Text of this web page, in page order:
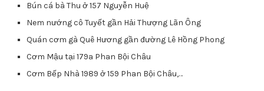
Bún cá bà Thu ở 157 Nguyễn Huệ
Nem nướng cô Tuyết gần Hải Thượng Lãn Ông
Quán cơm gà Quê Hương gần đường Lê Hồng Phong
Cơm Mậu tại 179a Phan Bội Châu
Cơm Bếp Nhà 1989 ở 159 Phan Bội Châu,…